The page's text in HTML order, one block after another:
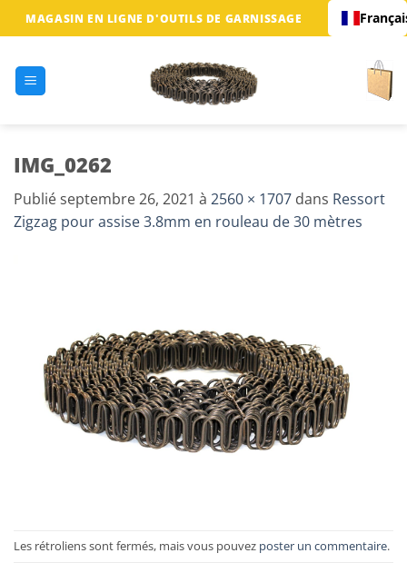
Passer
au
MAGASIN EN LIGNE D'OUTILS DE GARNISSAGE
IMG_0262
Publiéseptembre 26, 2021 à 2560 × 1707 dans Ressort
Zigzag pour assise 3.8mm en rouleau de 30 mètres
Les rétroliens sont fermés, mais vous pouvez poster un commentaire.